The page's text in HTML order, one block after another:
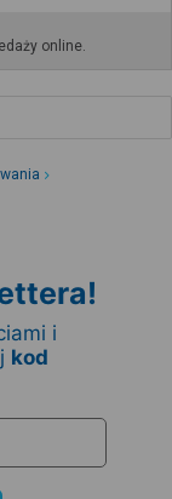
online.
i
kod